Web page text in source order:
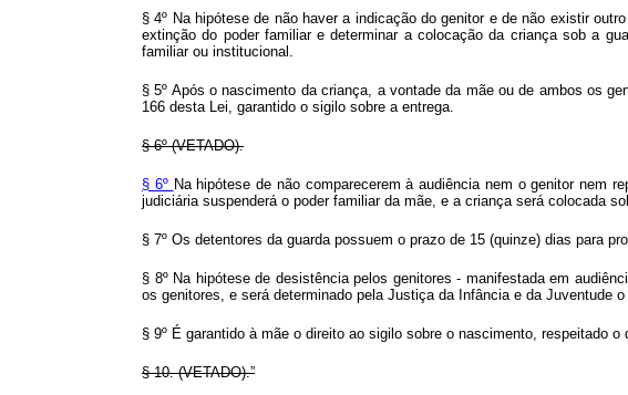
§ 4º Na hipótese de não haver a indicação do genitor e de não existir
extinção do poder familiar e determinar a colocação da criança sob a
familiar ou institucional.
§ 5º Após o nascimento da criança, a vontade da mãe ou de ambos os
166 desta Lei, garantido o sigilo sobre a entrega.
§ 6º (VETADO).
§ 6º Na hipótese de não comparecerem à audiência nem o genitor nem
judiciária suspenderá o poder familiar da mãe, e a criança será colocada
§ 7º Os detentores da guarda possuem o prazo de 15 (quinze) dias para
§ 8º Na hipótese de desistência pelos genitores - manifestada em
os genitores, e será determinado pela Justiça da Infância e da Juventude
§ 9º É garantido à mãe o direito ao sigilo sobre o nascimento, respeitado
§ 10. (VETADO).”